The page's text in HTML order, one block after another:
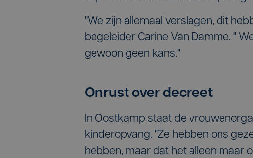
"We zijn allemaal verslagen, dit
begeleider Carine Van Damme. "
gewoon geen kans."
Onrust over decreet
In Oostkamp staat de
kinderopvang. "Ze hebben ons
hebben, maar dat het alleen maar